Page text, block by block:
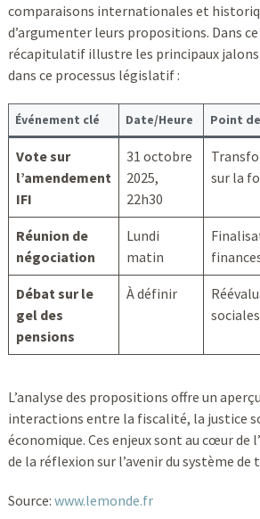
comparaisons internationales et
d’argumenter leurs propositions. Dans
récapitulatif illustre les principaux jalons
dans ce processus législatif :
Événement clé Date/Heure Point
Vote sur
l’amendement
IFI
31 octobre
2025,
22h30
sur la
Réunion de
négociation
Lundi
matin
Débat sur le
gel des
pensions
À définir
sociales
L’analyse des propositions offre un
interactions entre la fiscalité, la justice
économique. Ces enjeux sont au cœur de l’
de la réflexion sur l’avenir du système
Source: www.lemonde.fr